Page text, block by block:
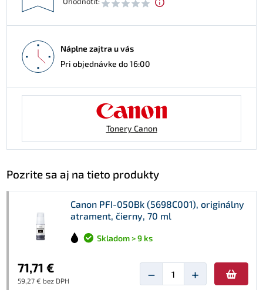
Náplne zajtra u vás
Pri objednávke do 16:00
Tonery Canon
Pozrite sa aj na tieto produkty
Canon PFI-050Bk (5698C001), originálny
atrament, čierny, 70 ml
Skladom > 9 ks
71,71 €
59,27 € bez DPH − +